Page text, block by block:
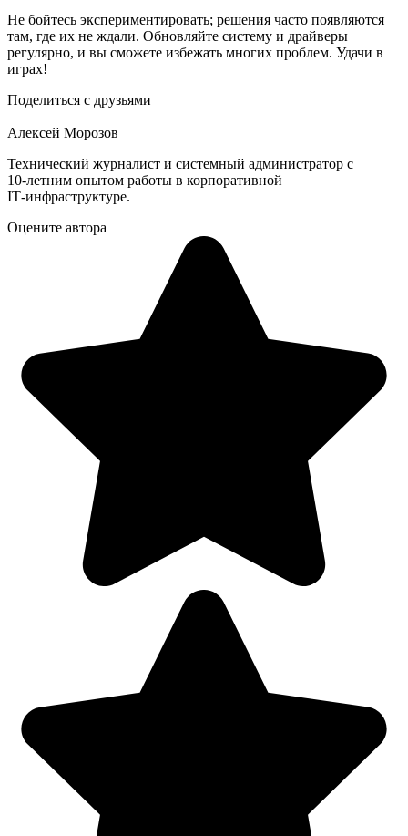
Не бойтесь экспериментировать; решения часто появляются
там, где их не ждали. Обновляйте систему и драйверы
регулярно, и вы сможете избежать многих проблем. Удачи в
играх!
Поделиться с друзьями
Алексей Морозов
Технический журналист и системный администратор с
10‑летним опытом работы в корпоративной
IT‑инфраструктуре.
Оцените автора